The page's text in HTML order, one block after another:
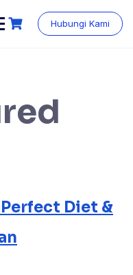
Hubungi Kami
Diet &